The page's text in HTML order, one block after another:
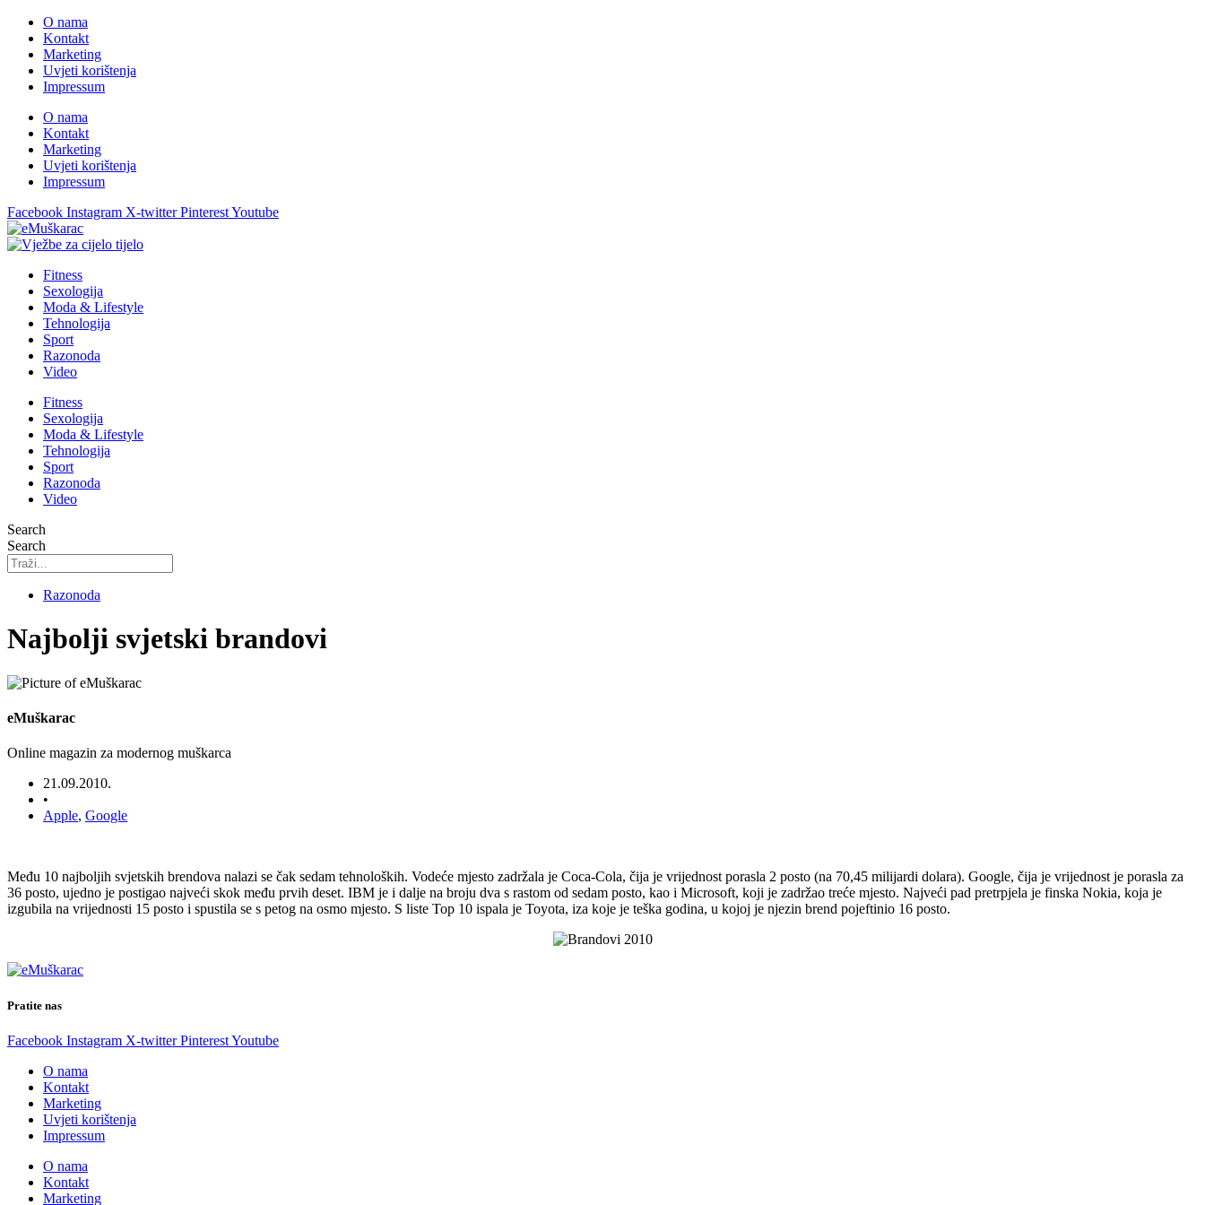
O nama
Kontakt
Marketing
Uvjeti korištenja
Impressum
O nama
Kontakt
Marketing
Uvjeti korištenja
Impressum
Facebook Instagram X-twitter PinterestYoutube
Fitness
Sexologija
Moda & Lifestyle
Tehnologija
Sport
Razonoda
Video
Fitness
Sexologija
Moda & Lifestyle
Tehnologija
Sport
Razonoda
Video
Search
Search
Razonoda
Najbolji svjetski brandovi
eMuškarac
Online magazin za modernog muškarca
21.09.2010.
•
Apple, Google
Među 10 najboljih svjetskih brendova nalazi se čak sedam tehnoloških. Vodeće mjesto zadržala je Coca-Cola, čija je vrijednost porasla 2 posto (na 70,45 milijardi dolara). Google, čija je vrijednost je porasla za
36 posto, ujedno je postigao najveći skok među prvih deset. IBM je i dalje na broju dva s rastom od sedam posto, kao i Microsoft, koji je zadržao treće mjesto. Najveći pad pretrpjela je finska Nokia, koja je
izgubila na vrijednosti 15 posto i spustila se s petog na osmo mjesto. S liste Top 10 ispala je Toyota, iza koje je teška godina, u kojoj je njezin brend pojeftinio 16 posto.
Pratite nas
Facebook Instagram X-twitter PinterestYoutube
O nama
Kontakt
Marketing
Uvjeti korištenja
Impressum
O nama
Kontakt
Marketing